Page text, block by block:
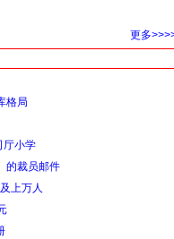
更多
格局
小学
裁员邮件
上万人